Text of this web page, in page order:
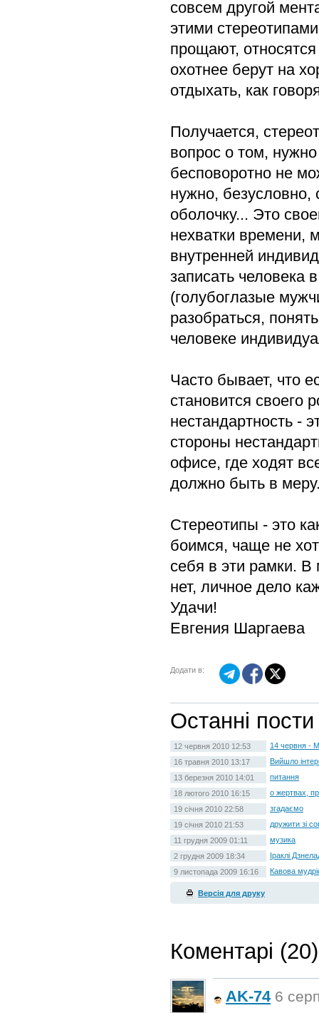
совсем другой
этими
прощают,
охотнее берут на
отдыхать, как
Получается,
вопрос о том,
бесповоротно не
нужно, безусловно,
оболочку... Это
нехватки времени,
внутренней
записать человека
(голубоглазые
разобраться,
человеке
Часто бывает, что
становится своего
нестандартность -
стороны
офисе, где ходят
должно быть в
Стереотипы - это
боимся, чаще не
себя в эти рамки. В
нет, личное дело
Удачи!
Евгения Шаргаева
Додати в:
Останні
12 червня 2010 12:53
14 червня -
16 травня 2010 13:17
Вийшло
13 березня 2010 14:01
питання
18 лютого 2010 16:15
о жертвах,
19 січня 2010 22:58
згадаємо
19 січня 2010 21:53
дружити зі
11 грудня 2009 01:11
музика
2 грудня 2009 18:34
Іраклі
9 листопада 2009 16:16
Кавова
Версія для друку
Коментарі (20)
AK-74 6